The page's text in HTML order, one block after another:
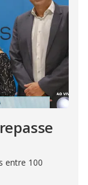
entre 100